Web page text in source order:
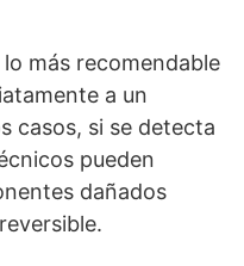
más recomendable
a un
casos, si se detecta
pueden
dañados